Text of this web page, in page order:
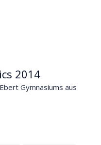
2014
Gymnasiums aus